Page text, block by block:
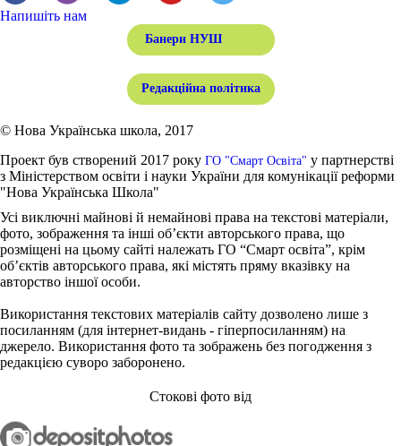
Напишіть нам
Банери НУШ
Редакційна політика
© Нова Українська школа, 2017
Проект був створений 2017 року ГО "Смарт Освіта" у партнерстві
з Міністерством освіти і науки України для комунікації реформи
"Нова Українська Школа"
Усі виключні майнові й немайнові права на текстові матеріали,
фото, зображення та інші об’єкти авторського права, що
розміщені на цьому сайті належать ГО “Смарт освіта”, крім
об’єктів авторського права, які містять пряму вказівку на
авторство іншої особи.
Використання текстових матеріалів сайту дозволено лише з
посиланням (для інтернет-видань - гіперпосиланням) на
джерело. Використання фото та зображень без погодження з
редакцією суворо заборонено.
Стокові фото від